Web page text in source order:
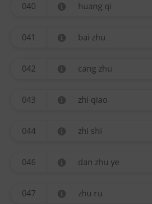
040 huang qi
041 bai zhu
042 cang zhu
043 zhi qiao
044 zhi shi
046 dan zhu ye
047 zhu ru